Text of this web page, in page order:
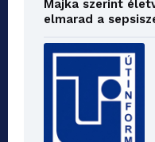
Majka szerint
elmarad a